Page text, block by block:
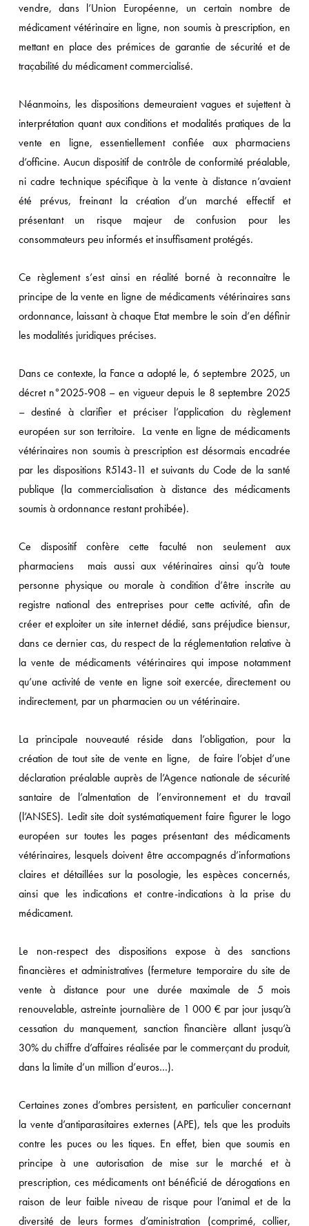
vendre, dans l’Union Européenne, un certain nombre de
médicament vétérinaire en ligne, non soumis à prescription, en
mettant en place des prémices de garantie de sécurité et de
traçabilité du médicament commercialisé.
Néanmoins, les dispositions demeuraient vagues et sujettent à
interprétation quant aux conditions et modalités pratiques de la
vente en ligne, essentiellement confiée aux pharmaciens
d’officine. Aucun dispositif de contrôle de conformité préalable,
ni cadre technique spécifique à la vente à distance n’avaient
été prévus, freinant la création d’un marché effectif et
présentant un risque majeur de confusion pour les
consommateurs peu informés et insuffisament protégés.
Ce règlement s’est ainsi en réalité borné à reconnaitre le
principe de la vente en ligne de médicaments vétérinaires sans
ordonnance, laissant à chaque Etat membre le soin d’en définir
les modalités juridiques précises.
Dans ce contexte, la Fance a adopté le, 6 septembre 2025, un
décret n°2025-908 – en vigueur depuis le 8 septembre 2025
– destiné à clarifier et préciser l’application du règlement
européen sur son territoire. La vente en ligne de médicaments
vétérinaires non soumis à prescription est désormais encadrée
par les dispositions R5143-11 et suivants du Code de la santé
publique (la commercialisation à distance des médicaments
soumis à ordonnance restant prohibée).
Ce dispositif confère cette faculté non seulement aux
pharmaciens mais aussi aux vétérinaires ainsi qu’à toute
personne physique ou morale à condition d’être inscrite au
registre national des entreprises pour cette activité, afin de
créer et exploiter un site internet dédié, sans préjudice biensur,
dans ce dernier cas, du respect de la réglementation relative à
la vente de médicaments vétérinaires qui impose notamment
qu’une activité de vente en ligne soit exercée, directement ou
indirectement, par un pharmacien ou un vétérinaire.
La principale nouveauté réside dans l’obligation, pour la
création de tout site de vente en ligne, de faire l’objet d’une
déclaration préalable auprès de l’Agence nationale de sécurité
santaire de l’almentation de l’environnement et du travail
(l’ANSES). Ledit site doit systématiquement faire figurer le logo
européen sur toutes les pages présentant des médicaments
vétérinaires, lesquels doivent être accompagnés d’informations
claires et détaillées sur la posologie, les espèces concernés,
ainsi que les indications et contre-indications à la prise du
médicament.
Le non-respect des dispositions expose à des sanctions
financières et administratives (fermeture temporaire du site de
vente à distance pour une durée maximale de 5 mois
renouvelable, astreinte journalière de 1 000 € par jour jusqu’à
cessation du manquement, sanction financière allant jusqu’à
30% du chiffre d’affaires réalisée par le commerçant du produit,
dans la limite d’un million d’euros…).
Certaines zones d’ombres persistent, en particulier concernant
la vente d’antiparasitaires externes (APE), tels que les produits
contre les puces ou les tiques. En effet, bien que soumis en
principe à une autorisation de mise sur le marché et à
prescription, ces médicaments ont bénéficié de dérogations en
raison de leur faible niveau de risque pour l’animal et de la
diversité de leurs formes d’aministration (comprimé, collier,